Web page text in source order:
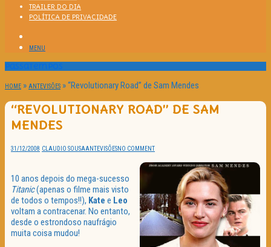
TRAILER DO DIA
POLÍTICA DE PRIVACIDADE
MENU
Passatempos
HOME » ANTEVISÕES »“Revolutionary Road” de Sam Mendes
“REVOLUTIONARY ROAD” DE SAM
MENDES
31/12/2008 CLAUDIO SOUSAANTEVISÕESNO COMMENT
10 anos depois do mega-sucesso
Titanic(apenas o filme mais visto
de todos o tempos!!), Kate e Leo
voltam a contracenar. No entanto,
desde o estrondoso naufrágio
muita coisa mudou!